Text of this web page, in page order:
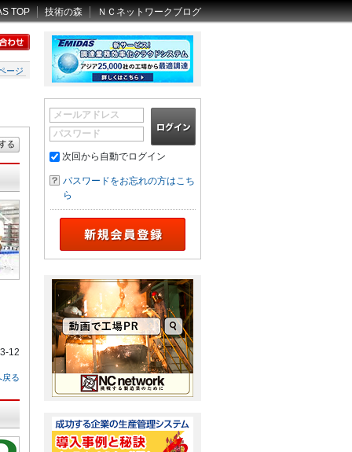
TOP 技術の森 ＮＣネットワークブログ
ージ
12
戻る
メールアドレス
パスワード
次回から自動でログイン
パスワードをお忘れの方はこち
ら